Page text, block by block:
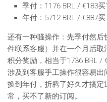
季付：1176 BRL / €183买
年付：5712 BRL / €887买
还有一种骚操作：先季付然
件联系客服）并在一个月后
积分奖励，相当于1736 BRL /
涉及到客服手工操作很容易
换到年付，折腾了好久才搞
常，买不了新的订阅。